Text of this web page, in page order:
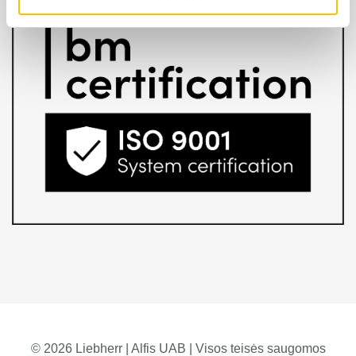
© 2026 Liebherr | Alfis UAB | Visos teisės saugomos